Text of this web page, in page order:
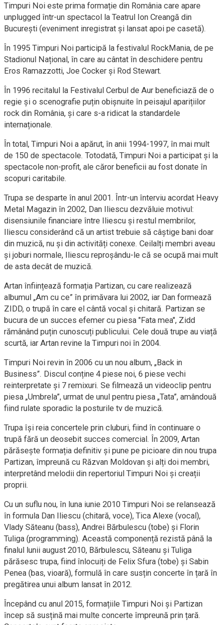
Timpuri Noi este prima formație din România care apare
unplugged într-un spectacol la Teatrul Ion Creangă din
București (eveniment inregistrat și lansat apoi pe casetă).
În 1995 Timpuri Noi participă la festivalul RockMania, de pe
Stadionul Național, în care au cântat în deschidere pentru
Eros Ramazzotti, Joe Cocker și Rod Stewart.
În 1996 recitalul la Festivalul Cerbul de Aur beneficiază de o
regie și o scenografie puțin obișnuite în peisajul aparițiilor
rock din România, și care s-a ridicat la standardele
internaționale.
În total, Timpuri Noi a apărut, în anii 1994-1997, în mai mult
de 150 de spectacole. Totodată, Timpuri Noi a participat și la
spectacole non-profit, ale căror beneficii au fost donate în
scopuri caritabile.
Trupa se desparte în anul 2001. Într-un înterviu acordat Heavy
Metal Magazin în 2002, Dan Iliescu dezvăluie motivul:
disensiunile financiare între Iliescu și restul membrilor,
Iliescu considerând că un artist trebuie să câștige bani doar
din muzică, nu și din activități conexe. Ceilalți membri aveau
și joburi normale, Iliescu reproșându-le că se ocupă mai mult
de asta decât de muzică.
Artan înființează formația Partizan, cu care realizează
albumul „Am cu ce” în primăvara lui 2002, iar Dan formează
ZIDD, o trupă în care el cântă vocal și chitară. Partizan se
bucura de un succes efemer cu piesa "Fata mea", Zidd
rămânând puțin cunoscuți publicului. Cele două trupe au viață
scurtă, iar Artan revine la Timpuri noi în 2004.
Timpuri Noi revin în 2006 cu un nou album, „Back in
Business”. Discul conține 4 piese noi, 6 piese vechi
reinterpretate și 7 remixuri. Se filmează un videoclip pentru
piesa „Umbrela”, urmat de unul pentru piesa „Tata”, amândouă
fiind rulate sporadic la posturile tv de muzică.
Trupa își reia concertele prin cluburi, fiind în continuare o
trupă fără un deosebit succes comercial. În 2009, Artan
părăsește formația definitiv și pune pe picioare din nou trupa
Partizan, împreună cu Răzvan Moldovan și alți doi membri,
interpretând melodii din repertoriul Timpuri Noi și creații
proprii.
Cu un suflu nou, în luna iunie 2010 Timpuri Noi se relansează
în formula Dan Iliescu (chitară, voce), Tica Alexe (vocal),
Vlady Săteanu (bass), Andrei Bărbulescu (tobe) și Florin
Tuliga (programming). Această componență rezistă până la
finalul lunii august 2010, Bărbulescu, Săteanu și Tuliga
părăsesc trupa, fiind înlocuiți de Felix Sfura (tobe) și Sabin
Penea (bas, vioară), formulă în care susțin concerte în țară în
pregătirea unui album lansat în 2012.
Începând cu anul 2015, formațiile Timpuri Noi și Partizan
încep să susțină mai multe concerte împreună prin țară.